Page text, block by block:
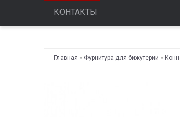
КОНТАКТЫ
Главная » Фурнитура для бижутерии »